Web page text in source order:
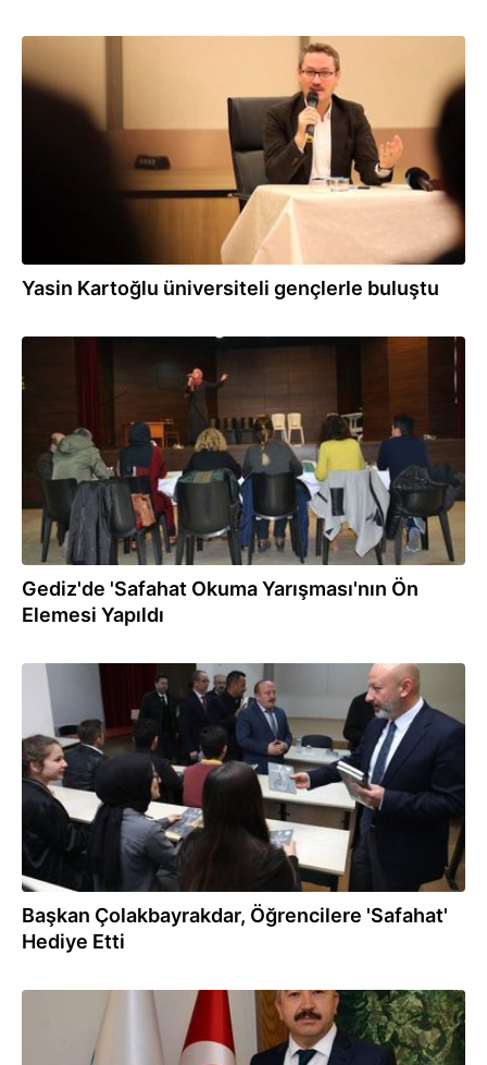
Yasin Kartoğlu üniversiteli gençlerle buluştu
Gediz'de 'Safahat Okuma Yarışması'nın Ön
Elemesi Yapıldı
14.03.2019
Başkan Çolakbayrakdar, Öğrencilere 'Safahat'
Hediye Etti